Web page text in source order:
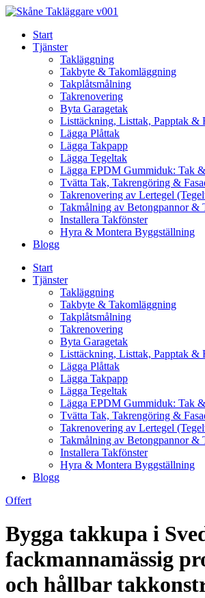
Skip
contentStart
Tjänster
Takläggning
Takbyte & Takomläggning
Takplåtsmålning
Takrenovering
Byta Garagetak
Listtäckning, Listtak, Papptak &
Lägga Plåttak
Lägga Takpapp
Lägga Tegeltak
Lägga EPDM Gummiduk: Tak
Tvätta Tak, Takrengöring &
Takrenovering av Lertegel
Takmålning av Betongpannor &
Installera Takfönster
Hyra & Montera Byggställning
Blogg
Start
Tjänster
Takläggning
Takbyte & Takomläggning
Takplåtsmålning
Takrenovering
Byta Garagetak
Listtäckning, Listtak, Papptak &
Lägga Plåttak
Lägga Takpapp
Lägga Tegeltak
Lägga EPDM Gummiduk: Tak
Tvätta Tak, Takrengöring &
Takrenovering av Lertegel
Takmålning av Betongpannor &
Installera Takfönster
Hyra & Montera Byggställning
Blogg
Offert
Bygga takkupa i
fackmannamässig
och hållbar